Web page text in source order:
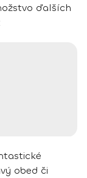
ďalších
obed či